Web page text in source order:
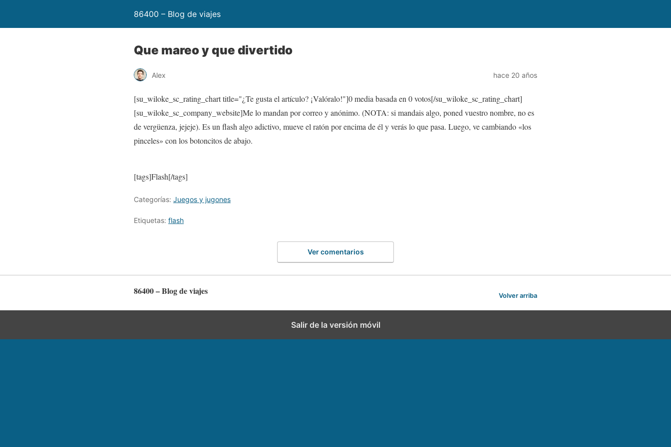
86400 – Blog de viajes
Que mareo y que divertido
Alex hace 20 años
[su_wiloke_sc_rating_chart title="¿Te gusta el artículo? ¡Valóralo!"]0media basada en 0votos[/su_wiloke_sc_rating_chart]
[su_wiloke_sc_company_website]Me lo mandan por correo y anónimo. (NOTA: si mandais algo, poned vuestro nombre, no es
de vergüenza, jejeje). Es un flash algo adictivo, mueve el ratón por encima de él y verás lo que pasa. Luego, ve cambiando «los
pinceles» con los botoncitos de abajo.
[tags]Flash[/tags]
Categorías: Juegos y jugones
Etiquetas: flash
Ver comentarios
86400 – Blog de viajes Volver arriba
Salir de la versión móvil